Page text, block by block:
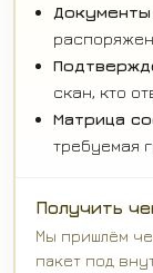
скан, кто
Матрица
требуемая
Получить
Мы пришлём
пакет под